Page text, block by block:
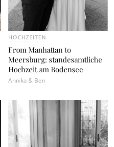
HOCHZEITEN
From Manhattan to
Meersburg: standesamtliche
Hochzeit am Bodensee
Annika & Ben